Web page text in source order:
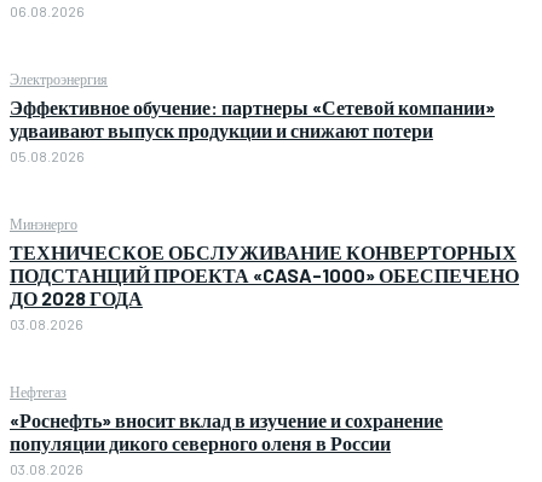
06.08.2026
Электроэнергия
Эффективное обучение: партнеры «Сетевой компании»
удваивают выпуск продукции и снижают потери
05.08.2026
Минэнерго
ТЕХНИЧЕСКОЕ ОБСЛУЖИВАНИЕ КОНВЕРТОРНЫХ
ПОДСТАНЦИЙ ПРОЕКТА «CASA-1000» ОБЕСПЕЧЕНО
ДО 2028 ГОДА
03.08.2026
Нефтегаз
«Роснефть» вносит вклад в изучение и сохранение
популяции дикого северного оленя в России
03.08.2026